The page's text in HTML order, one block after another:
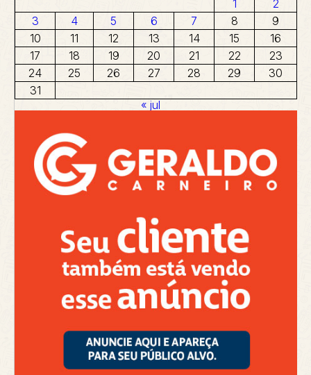
1
2
3
4 5 6 7 8
9
10
11 12 13 14 15
16
17
18 19 20 21 22
23
24
25 26 27 28 29
30
31
« jul